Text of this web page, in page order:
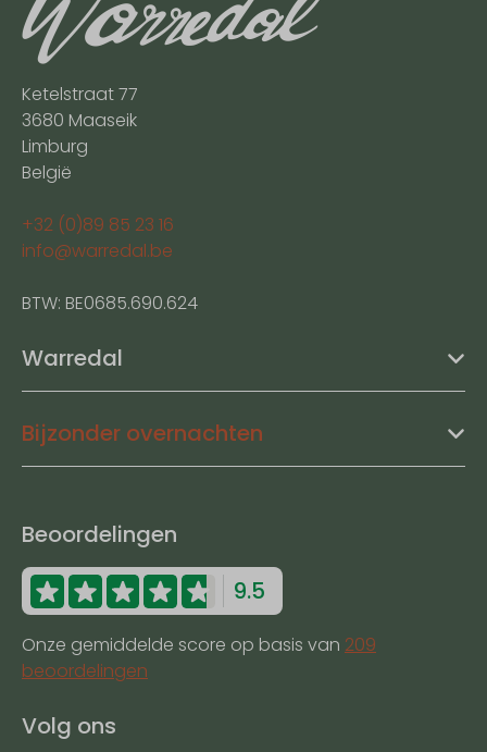
Ketelstraat 77
3680 Maaseik
Limburg
België
+32 (0)89 85 23 16
info@warredal.be
BTW: BE0685.690.624
Warredal
Bijzonder overnachten
Beoordelingen
9.5
Onze gemiddelde score op basis van 209
beoordelingen
Volg ons